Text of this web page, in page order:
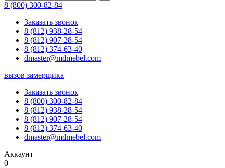
8 (800) 300-82-84
Заказать звонок
8 (812) 938-28-54
8 (812) 907-28-54
8 (812) 374-63-40
dmaster@mdmebel.com
вызов замерщика
Заказать звонок
8 (800) 300-82-84
8 (812) 938-28-54
8 (812) 907-28-54
8 (812) 374-63-40
dmaster@mdmebel.com
Аккаунт
0